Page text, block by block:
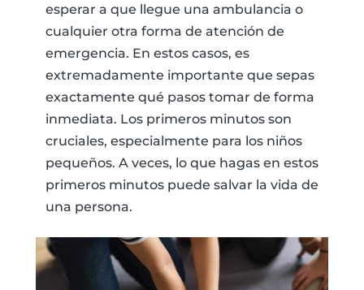
esperar a que llegue una ambulancia o
cualquier otra forma de atención de
emergencia. En estos casos, es
extremadamente importante que sepas
exactamente qué pasos tomar de forma
inmediata. Los primeros minutos son
cruciales, especialmente para los niños
pequeños. A veces, lo que hagas en estos
primeros minutos puede salvar la vida de
una persona.